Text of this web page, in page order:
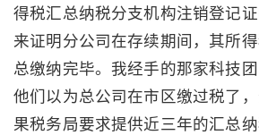
得税汇总纳税分支机构注销登记
来证明分公司在存续期间，其所
总缴纳完毕。我经手的那家科技团
他们以为总公司在市区缴过税了
果税务局要求提供近三年的汇总纳